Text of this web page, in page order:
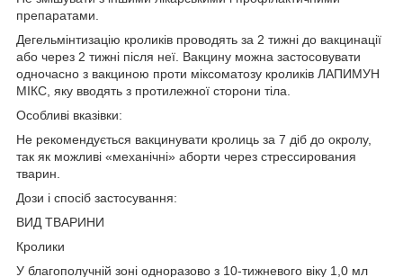
препаратами.
Дегельмінтизацію кроликів проводять за 2 тижні до вакцинації
або через 2 тижні після неї. Вакцину можна застосовувати
одночасно з вакциною проти міксоматозу кроликів ЛАПИМУН
МІКС, яку вводять з протилежної сторони тіла.
Особливі вказівки:
Не рекомендується вакцинувати кролиць за 7 діб до окролу,
так як можливі «механічні» аборти через стрессирования
тварин.
Дози і спосіб застосування:
ВИД ТВАРИНИ
Кролики
У благополучній зоні одноразово з 10-тижневого віку 1,0 мл